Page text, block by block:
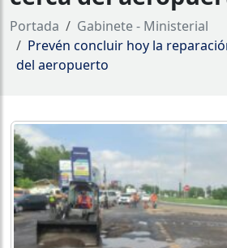
Portada
Gabinete - Ministerial
Prevén concluir hoy la
del aeropuerto